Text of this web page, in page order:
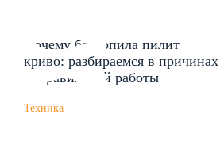
Почему бензопила пилит
криво: разбираемся в причинах
неправильной работы
Техника